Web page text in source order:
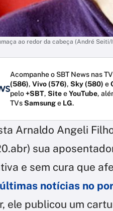
ao redor da cabeça (André
Acompanhe o SBT News nas
(586), Vivo (576), Sky (580) e
pelo+SBT, SiteeYouTube,
TVsSamsunge LG.
Arnaldo Angeli
sua
e sem cura que
notícias no
ele publicou um